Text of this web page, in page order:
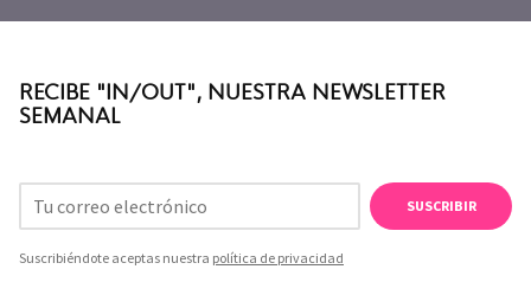
RECIBE "IN/OUT", NUESTRA NEWSLETTER
SEMANAL
SUSCRIBIR
Suscribiéndote aceptas nuestra política de privacidad